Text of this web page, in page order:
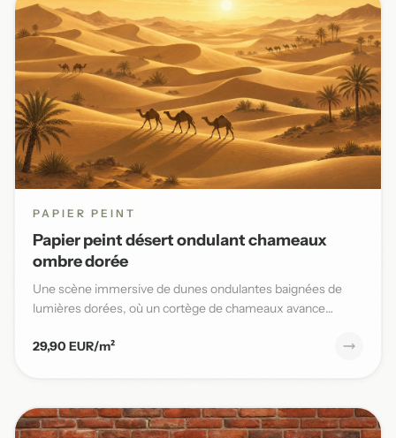
PAPIER PEINT
Papier peint désert ondulant chameaux
ombre dorée
Une scène immersive de dunes ondulantes baignées de
lumières dorées, où un cortège de chameaux avance
29,90 EUR/m²